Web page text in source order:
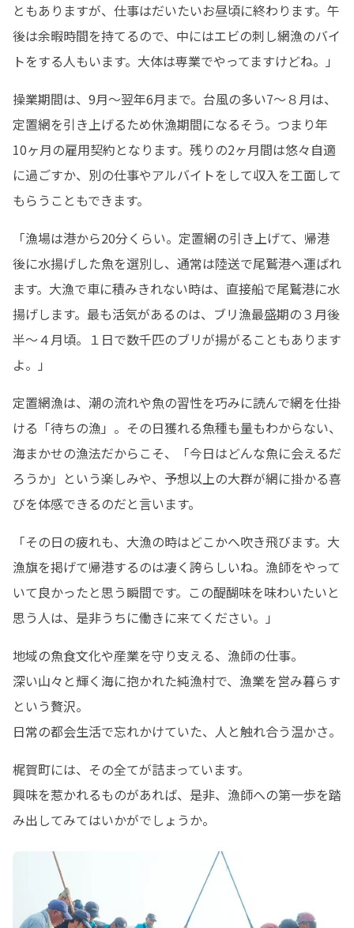
ともありますが、仕事はだいたいお昼頃に終わります。午
後は余暇時間を持てるので、中にはエビの刺し網漁のバイ
トをする人もいます。大体は専業でやってますけどね。」
操業期間は、9月〜翌年6月まで。台風の多い7〜８月は、
定置網を引き上げるため休漁期間になるそう。つまり年
10ヶ月の雇用契約となります。残りの2ヶ月間は悠々自適
に過ごすか、別の仕事やアルバイトをして収入を工面して
もらうこともできます。
「漁場は港から20分くらい。定置網の引き上げて、帰港
後に水揚げした魚を選別し、通常は陸送で尾鷲港へ運ばれ
ます。大漁で車に積みきれない時は、直接船で尾鷲港に水
揚げします。最も活気があるのは、ブリ漁最盛期の３月後
半〜４月頃。１日で数千匹のブリが揚がることもあります
よ。」
定置網漁は、潮の流れや魚の習性を巧みに読んで網を仕掛
ける「待ちの漁」。その日獲れる魚種も量もわからない、
海まかせの漁法だからこそ、「今日はどんな魚に会えるだ
ろうか」という楽しみや、予想以上の大群が網に掛かる喜
びを体感できるのだと言います。
「その日の疲れも、大漁の時はどこかへ吹き飛びます。大
漁旗を掲げて帰港するのは凄く誇らしいね。漁師をやって
いて良かったと思う瞬間です。この醍醐味を味わいたいと
思う人は、是非うちに働きに来てください。」
地域の魚食文化や産業を守り支える、漁師の仕事。
深い山々と輝く海に抱かれた純漁村で、漁業を営み暮らす
という贅沢。
日常の都会生活で忘れかけていた、人と触れ合う温かさ。
梶賀町には、その全てが詰まっています。
興味を惹かれるものがあれば、是非、漁師への第一歩を踏
み出してみてはいかがでしょうか。